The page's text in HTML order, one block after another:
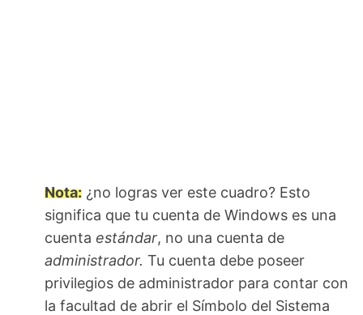
Nota: ¿no logras ver este cuadro? Esto
significa que tu cuenta de Windows es una
cuenta estándar, no una cuenta de
administrador. Tu cuenta debe poseer
privilegios de administrador para contar con
la facultad de abrir el Símbolo del Sistema